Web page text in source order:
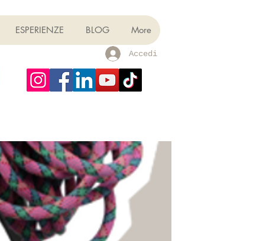
ESPERIENZE BLOG More
Accedi